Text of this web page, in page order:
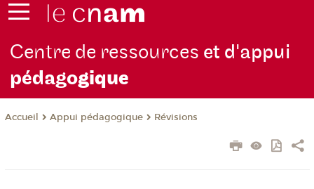
Centre de ressources et d'appui
pédagogique
Accueil Appui pédagogique Révisions